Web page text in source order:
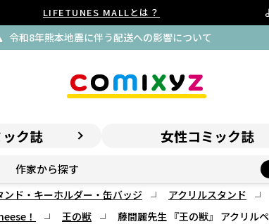
LIFETUNES MALLとは？
令和8年熊本地震に伴う配送への影響について
ク誌 女性コミック誌
作家から探す
ンド・キーホルダー・缶バッジ アクリルスタンド
！ 王の獣
藤間麗先生 『王の獣』 アクリル